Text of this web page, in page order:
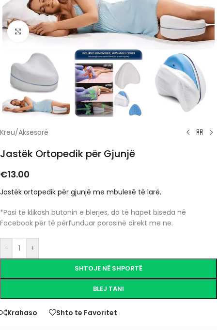
Click to enlarge
Kreu/Aksesorë
Jastëk Ortopedik për Gjunjë
€13.00
Jastëk ortopedik për gjunjë me mbulesë të larë.
*Pasi të klikosh butonin e blerjes, do të hapet biseda në
Facebook për të përfunduar porosinë direkt me ne.
- +
SHTOJE NË SHPORTË
BLEJ TANI
Krahaso Shto te Favoritet